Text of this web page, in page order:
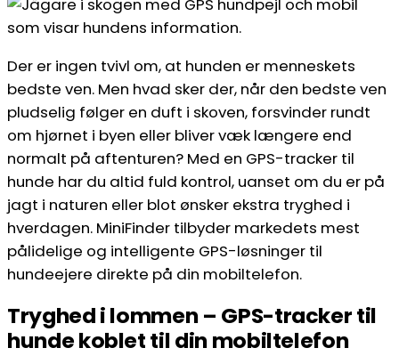
Der er ingen tvivl om, at hunden er menneskets
bedste ven. Men hvad sker der, når den bedste ven
pludselig følger en duft i skoven, forsvinder rundt
om hjørnet i byen eller bliver væk længere end
normalt på aftenturen? Med en GPS-tracker til
hunde har du altid fuld kontrol, uanset om du er på
jagt i naturen eller blot ønsker ekstra tryghed i
hverdagen. MiniFinder tilbyder markedets mest
pålidelige og intelligente GPS-løsninger til
hundeejere direkte på din mobiltelefon.
Tryghed i lommen – GPS-tracker til
hunde koblet til din mobiltelefon